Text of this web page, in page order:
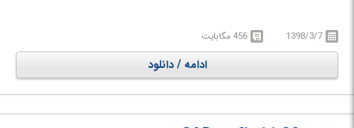
در واقعیت مجازی) تبدیل شد و با قابلیت‌ها و تجربه‌ی کاربری‌ همراه است که در
هیچ برنامه‌ی دیگری یافت نمی‌شود.
1398/3/7 456 مگابایت
ادامه / دانلود